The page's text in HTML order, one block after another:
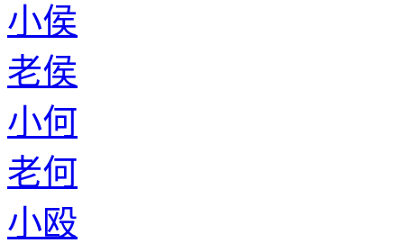
小侯
老侯
小何
老何
小殴